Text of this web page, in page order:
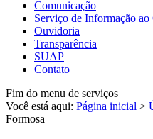
Comunicação
Serviço de Informação ao
Ouvidoria
Transparência
SUAP
Contato
Fim do menu de serviços
Você está aqui: Página inicial >
Formosa